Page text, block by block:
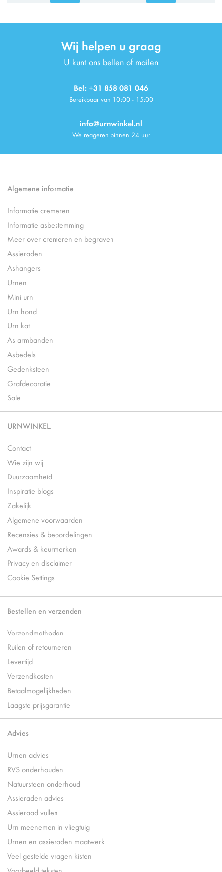
Wij helpen u graag
U kunt ons bellen of mailen
Bel: +31 858 081 046
Bereikbaar van 10:00 - 15:00
info@urnwinkel.nl
We reageren binnen 24 uur
Algemene informatie
Informatie cremeren
Informatie asbestemming
Meer over cremeren en begraven
Assieraden
Ashangers
Urnen
Mini urn
Urn hond
Urn kat
As armbanden
Asbedels
Gedenksteen
Grafdecoratie
Sale
URNWINKEL.
Contact
Wie zijn wij
Duurzaamheid
Inspiratie blogs
Zakelijk
Algemene voorwaarden
Recensies & beoordelingen
Awards & keurmerken
Privacy en disclaimer
Cookie Settings
Bestellen en verzenden
Verzendmethoden
Ruilen of retourneren
Levertijd
Verzendkosten
Betaalmogelijkheden
Laagste prijsgarantie
Advies
Urnen advies
RVS onderhouden
Natuursteen onderhoud
Assieraden advies
Assieraad vullen
Urn meenemen in vliegtuig
Urnen en assieraden maatwerk
Veel gestelde vragen kisten
Voorbeeld teksten